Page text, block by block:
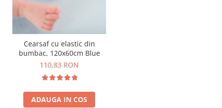
Cearsaf cu elastic din
bumbac, 120x60cm Blue
110,83 RON
ADAUGA IN COS